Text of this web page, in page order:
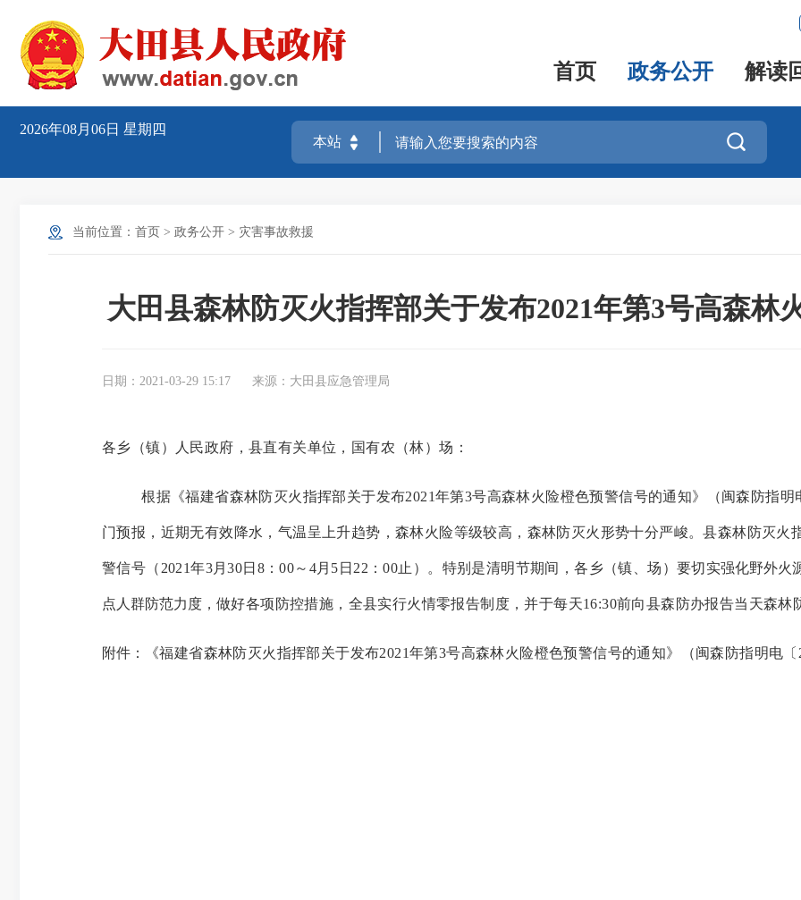
首页 政务公开 解读
2026年08月06日 星期四

当前位置： 首页 > 政务公开 > 灾害事故救援
大田县森林防灭火指挥部关于发布2021年第3号高森林
日期：2021-03-29 15:17 来源：大田县应急管理局
各乡（镇）人民政府，县直有关单位 ， 国有农（林）场 ：
根据 《福建省森林防灭火指挥部关于发布2021年第3号高森林火险橙色预警信号的通知》（闽森防指明
门预报， 近期无有效降水， 气温呈 上升趋势，森林火险等级较高 ， 森林防灭火形势十分严峻。县森林防灭火
警信号（ 2021年3月30日 8：00～ 4月 5 日 22：00止 ）。 特别是清明节期间，各乡（镇、场）要切实强化野外火
点人群防范力度， 做好各项防控措施，全县实行火情零报告制度，并于每天16:30前向县森防办报告当天森林
附件： 《福建省森林防灭火指挥部关于发布2021年第3号高森林火险橙色预警信号的通知》（闽森防指明电〔